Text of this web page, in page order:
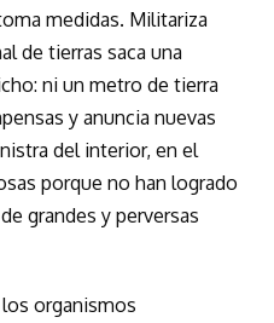
medidas. Militariza
de tierras saca una
ni un metro de tierra
y anuncia nuevas
del interior, en el
porque no han logrado
grandes y perversas
organismos